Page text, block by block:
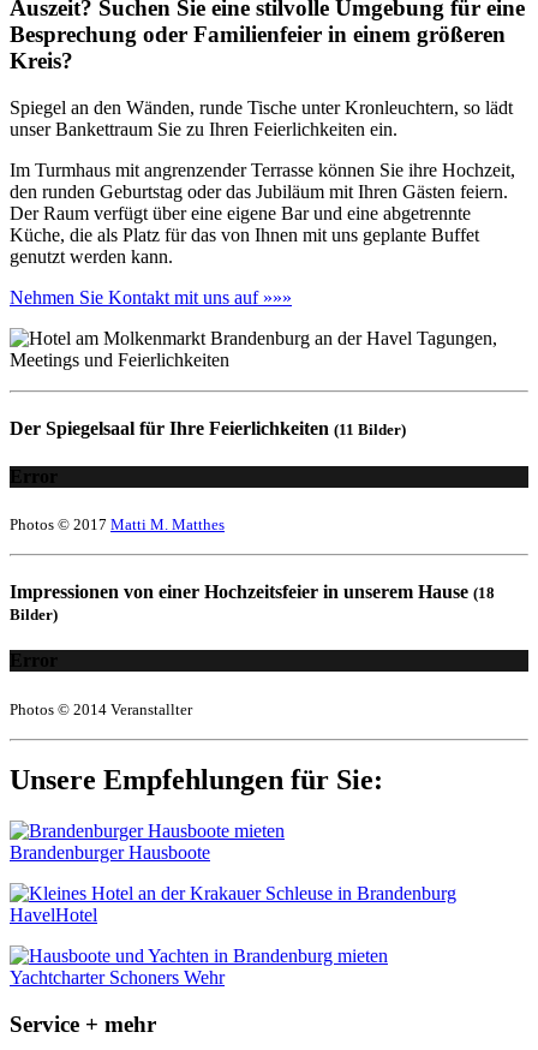
Auszeit? Suchen Sie eine stilvolle Umgebung für eine
Besprechung oder Familienfeier in einem größeren
Kreis?
Spiegel an den Wänden, runde Tische unter Kronleuchtern, so lädt
unser Bankettraum Sie zu Ihren Feierlichkeiten ein.
Im Turmhaus mit angrenzender Terrasse können Sie ihre Hochzeit,
den runden Geburtstag oder das Jubiläum mit Ihren Gästen feiern.
Der Raum verfügt über eine eigene Bar und eine abgetrennte
Küche, die als Platz für das von Ihnen mit uns geplante Buffet
genutzt werden kann.
Nehmen Sie Kontakt mit uns auf »»»
Der Spiegelsaal für Ihre Feierlichkeiten (11 Bilder)
Error
Photos © 2017 Matti M. Matthes
Impressionen von einer Hochzeitsfeier in unserem Hause (18
Bilder)
Error
Photos © 2014 Veranstallter
Unsere Empfehlungen für Sie:
Brandenburger Hausboote
HavelHotel
Yachtcharter Schoners Wehr
Service + mehr